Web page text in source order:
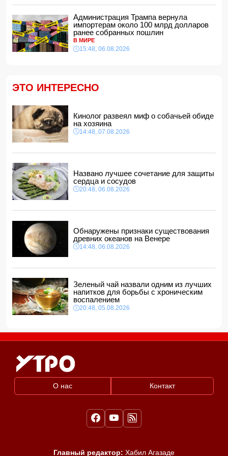
000 манатов
12:40, 07.08.2026
Уровень безработицы во Франции вырос до рекордного
с 2020 года показателя
12:28, 07.08.2026
В Нахчыванской АР сотрудники МЧС спасли тонувшего
человека
12:12, 07.08.2026
Макгрегор заявил о начале подготовки к возвращению в
октагон
12:00, 07.08.2026
Опасный вирус приближается к границе Турции
11:48, 07.08.2026
Администрация Трампа вернула
импортерам около 100 млрд долларов
ранее собранных пошлин
В МИРЕ
15:48, 06.08.2026
ЭТО ИНТЕРЕСНО
Кинолог развеял миф о собачьей обиде
на хозяина
14:48, 07.08.2026
Названо лучшее сочетание для защиты
сердца и сосудов
20:48, 06.08.2026
Обнаружены признаки существования
древних океанов на Венере
14:48, 06.08.2026
Зеленый чай назвали одним из лучших
напитков для борьбы с хроническим
воспалением
20:48, 05.08.2026
О нас Контакт
Главный редактор: Хабил Агазаде